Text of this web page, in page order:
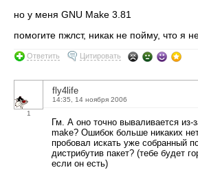
но у меня GNU Make 3.81
помогите пжлст, никак не пойму, что я
Ответить Цитировать
1
fly4life
14:35, 14 ноября 2006
Гм. А оно точно вываливается из-
make? Ошибок больше никаких
пробовал искать уже собранный
дистрибутив пакет? (тебе будет
если он есть)